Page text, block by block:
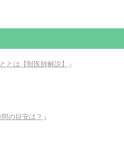
とは【獣医師解説】 」
の目安は？ 」